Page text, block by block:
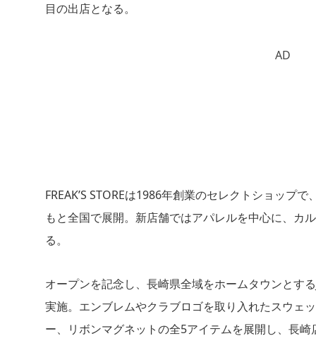
目の出店となる。
AD
FREAK’S STOREは1986年創業のセレクトショップ
もと全国で展開。新店舗ではアパレルを中心に、カ
る。
オープンを記念し、長崎県全域をホームタウンとす
実施。エンブレムやクラブロゴを取り入れたスウェ
ー、リボンマグネットの全5アイテムを展開し、長